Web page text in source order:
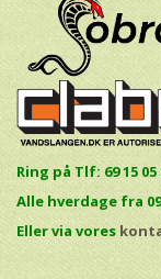
Ring på Tlf: 69 15 05
Alle hverdage fra
Eller via vores